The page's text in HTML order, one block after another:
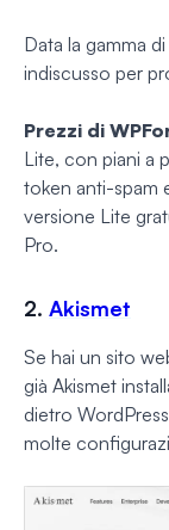
Data la gamma
indiscusso per
Prezzi di
Lite, con piani a
token anti-spam
versione Lite
Pro.
2. Akismet
Se hai un sito
già Akismet
dietro
molte